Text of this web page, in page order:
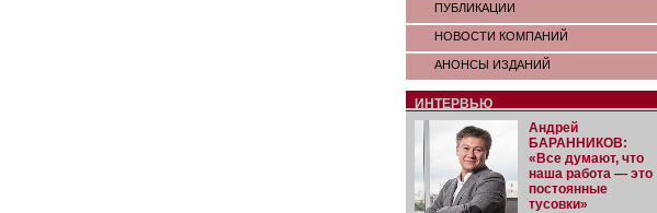
ПУБЛИКАЦИИ
НОВОСТИ КОМПАНИЙ
АНОНСЫ ИЗДАНИЙ
ИНТЕРВЬЮ
Андрей
БАРАННИКОВ:
«Все думают, что
наша работа — это
постоянные
тусовки»